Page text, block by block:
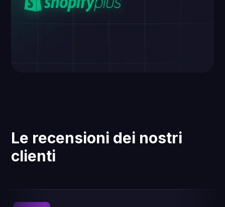
Stripe è il nostro partner di fiducia, che elabora i
Le recensioni dei nostri
clienti